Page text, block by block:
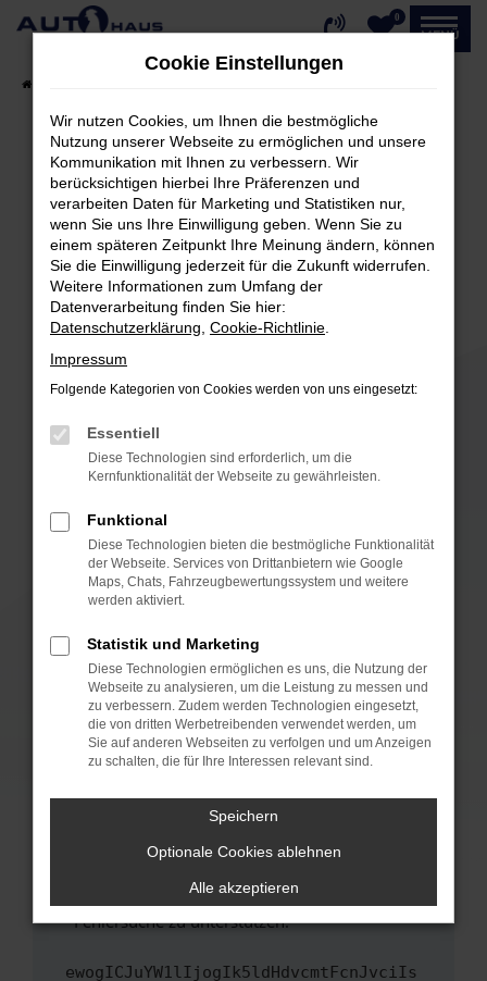
Zum
0
MENÜ
Fehler: Network Error
Beim Laden ist ein Fehler aufgetreten.
Hier sind ein paar Tipps, die dir helfen können:
Überprüfe deine Firewall und deine
Internetverbindung.
Laden andere Webseiten, zum Beispiel deine
Suchmaschine?
Prüfe deine Browsererweiterungen.
können das Laden bestimmter Seiten
verhindern. Funktioniert die Seite in einem
anderen Browser oder in einem privaten
Fenster?
Starte dein Gerät neu.
Das kann manchmal helfen, vorübergehende
Probleme zu beheben.
Betriebssystem auf dem neuesten Stand
sind.
Veraltete Software birgt nicht nur ein
Sicherheitsrisiko, sondern kann auch dazu
führen, dass bestimmte Funktionen nicht mehr
unterstützt werden.
Wende dich an den Webseitenbetreiber.
Wenn du alle oben genannten Schritte versucht
hast, kontaktiere uns bitte. Wir werden
uns diesen Text schicken, um uns bei der
Fehlersuche zu unterstützen:
ewogICJuYW1lIjogIk5ldHdvcmtFcnJvciIs
Cookie Einstellungen
Wir nutzen Cookies, um Ihnen die bestmögliche
Nutzung unserer Webseite zu ermöglichen und unsere
Kommunikation mit Ihnen zu verbessern. Wir
berücksichtigen hierbei Ihre Präferenzen und
verarbeiten Daten für Marketing und Statistiken nur,
wenn Sie uns Ihre Einwilligung geben. Wenn Sie zu
einem späteren Zeitpunkt Ihre Meinung ändern, können
Sie die Einwilligung jederzeit für die Zukunft widerrufen.
Weitere Informationen zum Umfang der
Datenverarbeitung finden Sie hier:
Datenschutzerklärung Cookie-Richtlinie
Impressum
Folgende Kategorien von Cookies werden von uns eingesetzt:
Essentiell
Diese Technologien sind erforderlich, um die
Kernfunktionalität der Webseite zu gewährleisten.
Funktional
Diese Technologien bieten die bestmögliche Funktionalität
der Webseite. Services von Drittanbietern wie Google
Maps, Chats, Fahrzeugbewertungssystem und weitere
werden aktiviert.
Statistik und Marketing
Diese Technologien ermöglichen es uns, die Nutzung der
Webseite zu analysieren, um die Leistung zu messen und
zu verbessern. Zudem werden Technologien eingesetzt,
die von dritten Werbetreibenden verwendet werden, um
Sie auf anderen Webseiten zu verfolgen und um Anzeigen
zu schalten, die für Ihre Interessen relevant sind.
Speichern
Optionale Cookies ablehnen
Alle akzeptieren